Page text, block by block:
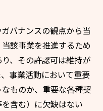
バナンスの観点から当
該事業を推進するため
、その許認可は維持が
事業活動において重要
ものか、重要な各種契
含む）に欠缺はない